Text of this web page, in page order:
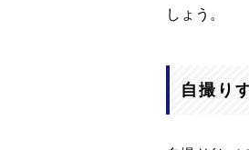
しょう。
自撮り